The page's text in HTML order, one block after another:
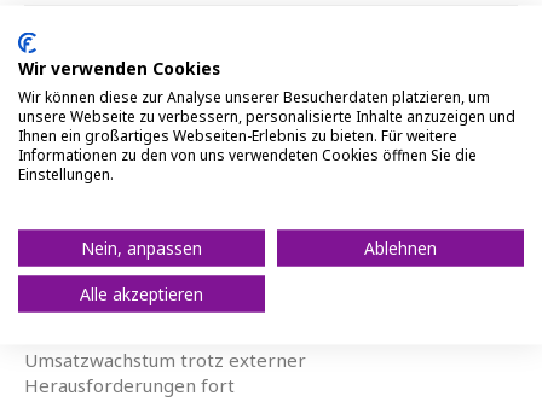
Titel
NEXEN TIRE kündigt neue Führungsbesetzungen zur
Stärkung des Europageschäfts und des
Marktwachstums an
NEXEN TIRE liefert Erstausrüstungsreifen für den
neuen Audi A6
NEXEN TIRE erzielt im zweiten Quartal einen
Umsatzwachstum trotz externer
Herausforderungen fort
Wir verwenden Cookies
Wir können diese zur Analyse unserer Besucherdaten platzieren, um
unsere Webseite zu verbessern, personalisierte Inhalte anzuzeigen und
Ihnen ein großartiges Webseiten-Erlebnis zu bieten. Für weitere
Informationen zu den von uns verwendeten Cookies öffnen Sie die
Einstellungen.
Nein, anpassen
Ablehnen
Alle akzeptieren